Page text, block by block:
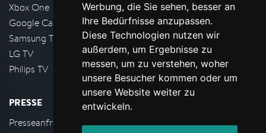
Werbung, die Sie sehen, besser an
Ihre Bedürfnisse anzupassen.
Diese Technologien nutzen wir
außerdem, um Ergebnisse zu
messen, um zu verstehen, woher
unsere Besucher kommen oder um
unsere Website weiter zu
entwickeln.
Xbox One
Google Cast
Samsung TV
LG TV
Philips TV
PRESSE
Presseanfrage stellen